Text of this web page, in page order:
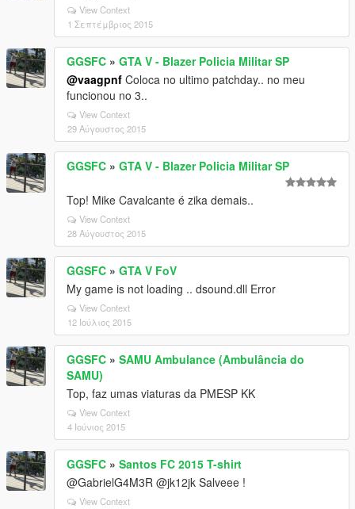
View Context
1 Σεπτέμβριος 2015
GGSFC » GTA V - Blazer Policia Militar SP
@vaagpnf Coloca no ultimo patchday.. no meu
funcionou no 3..
View Context
29 Αύγουστος 2015
GGSFC » GTA V - Blazer Policia Militar SP
Top! Mike Cavalcante é zika demais..
View Context
28 Αύγουστος 2015
GGSFC » GTA V FoV
My game is not loading .. dsound.dll Error
View Context
12 Ιούλιος 2015
GGSFC » SAMU Ambulance (Ambulância do
SAMU)
Top, faz umas viaturas da PMESP KK
View Context
4 Ιούνιος 2015
GGSFC » Santos FC 2015 T-shirt
@GabrielG4M3R @jk12jk Salveee !
View Context